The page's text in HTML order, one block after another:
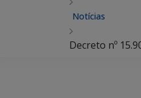
Notícias
Decreto nº